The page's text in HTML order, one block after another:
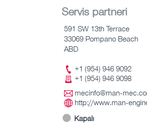
Servis partneri
591 SW 13th Terrace
33069 Pompano Beach
ABD
+1 (954) 946 9092
+1 (954) 946 9098
mecinfo@man-
http://www.man-
Kapalı